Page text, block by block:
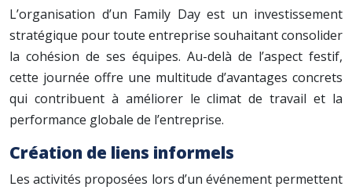
L’organisation d’un Family Day est un investissement
stratégique pour toute entreprise souhaitant consolider
la cohésion de ses équipes. Au-delà de l’aspect festif,
cette journée offre une multitude d’avantages concrets
qui contribuent à améliorer le climat de travail et la
performance globale de l’entreprise.
Création de liens informels
Les activités proposées lors d’un événement permettent